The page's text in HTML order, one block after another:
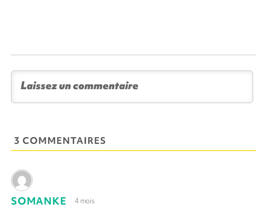
3 COMMENTAIRES
SOMANKE 4 mois